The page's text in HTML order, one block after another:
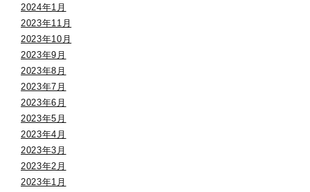
2024年1月
2023年11月
2023年10月
2023年9月
2023年8月
2023年7月
2023年6月
2023年5月
2023年4月
2023年3月
2023年2月
2023年1月